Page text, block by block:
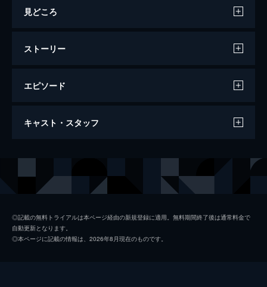
見どころ
ストーリー
エピソード
リリアンの揺りかご
キャスト・スタッフ
◎記載の無料トライアルは本ページ経由の新規登録に適用。無料期間終了後は通常料金で
自動更新となります。
◎本ページに記載の情報は、2026年8月現在のものです。